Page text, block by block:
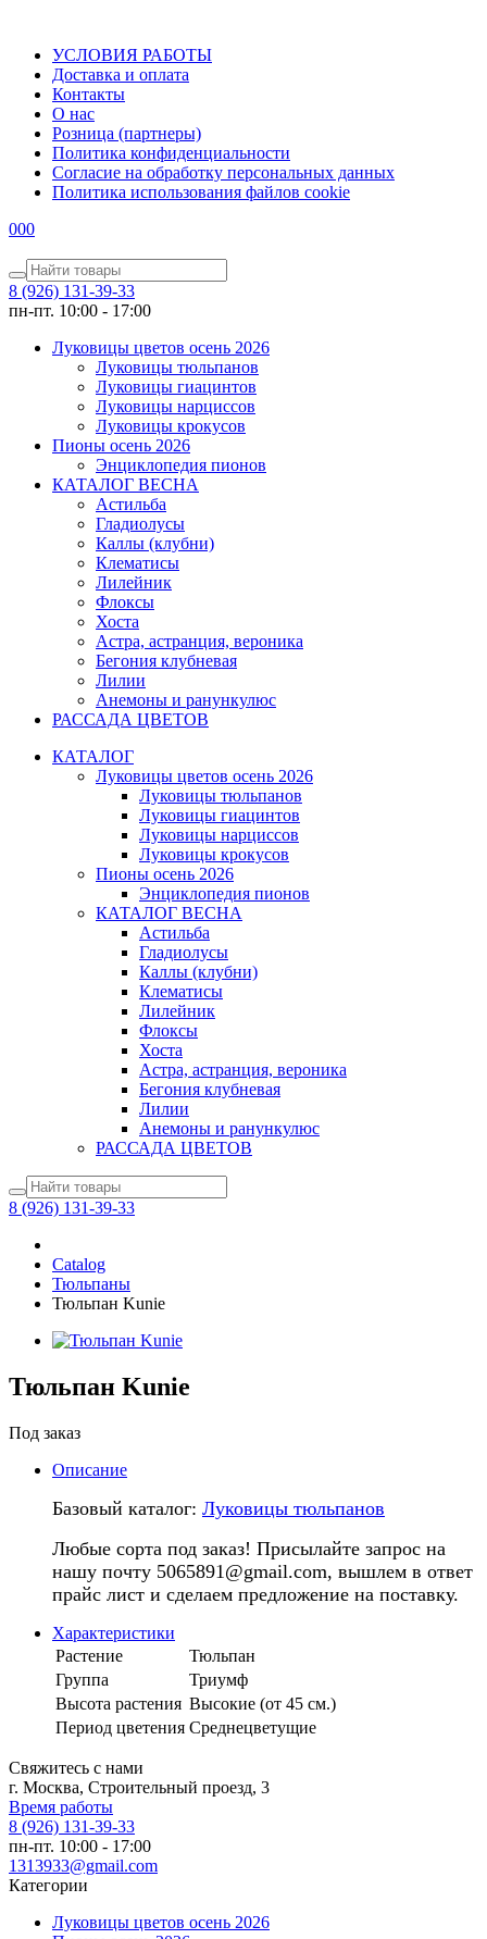
УСЛОВИЯ РАБОТЫ
Доставка и оплата
Контакты
О наc
Розница (партнеры)
Политика конфиденциальности
Согласие на обработку персональных данных
Политика использования файлов сookie
000
8 (926) 131-39-33
пн-пт. 10:00 - 17:00
Луковицы цветов осень 2026
Луковицы тюльпанов
Луковицы гиацинтов
Луковицы нарциссов
Луковицы крокусов
Пионы осень 2026
Энциклопедия пионов
КАТАЛОГ ВЕСНА
Астильба
Гладиолусы
Каллы (клубни)
Клематисы
Лилейник
Флоксы
Хоста
Астра, астранция, вероника
Бегония клубневая
Лилии
Анемоны и ранункулюс
РАССАДА ЦВЕТОВ
КАТАЛОГ
Луковицы цветов осень 2026
Луковицы тюльпанов
Луковицы гиацинтов
Луковицы нарциссов
Луковицы крокусов
Пионы осень 2026
Энциклопедия пионов
КАТАЛОГ ВЕСНА
Астильба
Гладиолусы
Каллы (клубни)
Клематисы
Лилейник
Флоксы
Хоста
Астра, астранция, вероника
Бегония клубневая
Лилии
Анемоны и ранункулюс
РАССАДА ЦВЕТОВ
8 (926) 131-39-33
Catalog
Тюльпаны
Тюльпан Kunie
Тюльпан Kunie
Под заказ
Описание
Базовый каталог: Луковицы тюльпанов
Любые сорта под заказ! Присылайте запрос на
нашу почту 5065891@gmail.com, вышлем в ответ
прайс лист и сделаем предложение на поставку.
Характеристики
Растение
Тюльпан
Группа
Триумф
Высота растения Высокие (от 45 см.)
Период цветения Среднецветущие
Свяжитесь с нами
г. Москва, Строительный проезд, 3
Время работы
8 (926) 131-39-33
пн-пт. 10:00 - 17:00
1313933@gmail.com
Категории
Луковицы цветов осень 2026